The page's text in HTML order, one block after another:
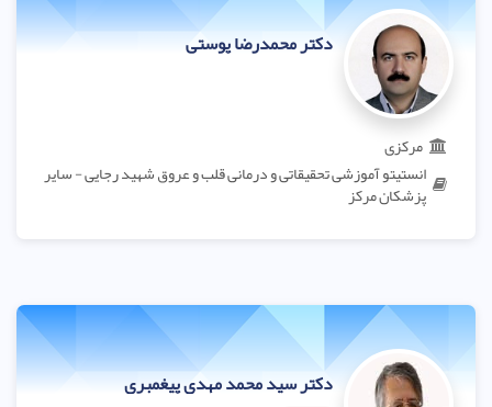
دکتر محمدرضا پوستی
مرکزی
انستیتو آموزشی تحقیقاتی و درمانی قلب و عروق شهید رجایی - سایر
پزشکان مرکز
دکتر سید محمد مهدی پیغمبری